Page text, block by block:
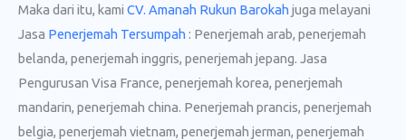
Maka dari itu, kami CV. Amanah Rukun Barokah juga melayani
Jasa Penerjemah Tersumpah : Penerjemah arab, penerjemah
belanda, penerjemah inggris, penerjemah jepang. Jasa
Pengurusan Visa France, penerjemah korea, penerjemah
mandarin, penerjemah china. Penerjemah prancis, penerjemah
belgia, penerjemah vietnam, penerjemah jerman, penerjemah